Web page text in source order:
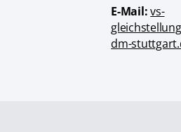
E-Mail:vs-
dm-